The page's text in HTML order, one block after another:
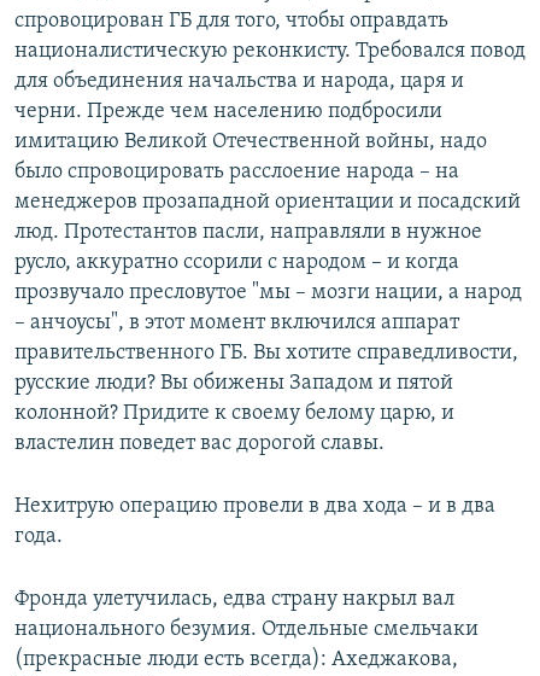
спровоцирован ГБ для того, чтобы оправдать
националистическую реконкисту. Требовался повод
для объединения начальства и народа, царя и
черни. Прежде чем населению подбросили
имитацию Великой Отечественной войны, надо
было спровоцировать расслоение народа – на
менеджеров прозападной ориентации и посадский
люд. Протестантов пасли, направляли в нужное
русло, аккуратно ссорили с народом – и когда
прозвучало пресловутое "мы – мозги нации, а народ
– анчоусы", в этот момент включился аппарат
правительственного ГБ. Вы хотите справедливости,
русские люди? Вы обижены Западом и пятой
колонной? Придите к своему белому царю, и
властелин поведет вас дорогой славы.
Нехитрую операцию провели в два хода – и в два
года.
Фронда улетучилась, едва страну накрыл вал
национального безумия. Отдельные смельчаки
(прекрасные люди есть всегда): Ахеджакова,